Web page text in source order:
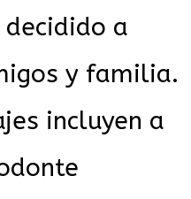
a
y familia.
incluyen a